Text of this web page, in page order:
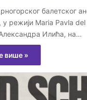
балетског
режији Maria Pavla del
Илића, на…
више »